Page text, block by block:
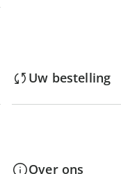
Uw bestelling
Over ons